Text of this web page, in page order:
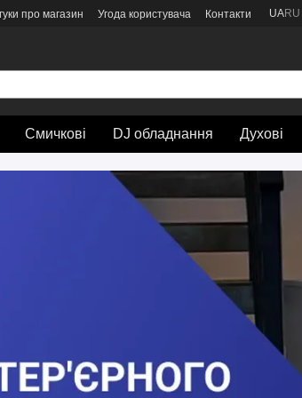
про магазин Угода користувача Контакти UARU
Смичкові DJ обладнання Духові